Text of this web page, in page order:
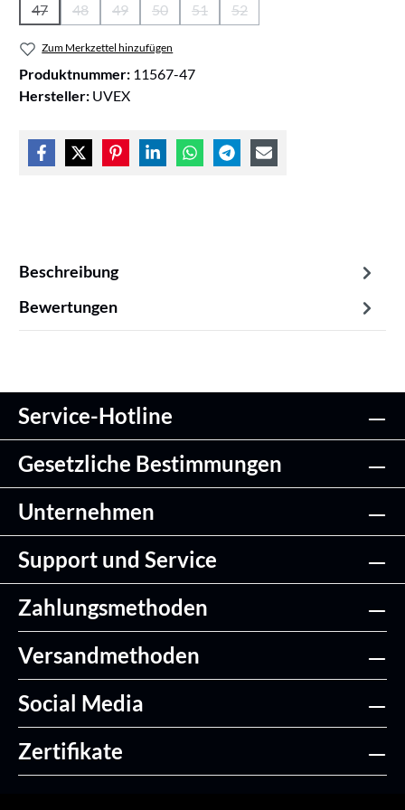
47
(Diese Option ist zurzeit nicht verfügbar.)
48
(Diese Option ist zurzeit nicht verfügbar.)
49
(Diese Option ist zurzeit nicht verfügbar.)
50
(Diese Option ist zurzeit nicht verfügbar.)
51
(Diese Option ist zurzeit nicht
52
(Diese Option ist zurzeit
Zum Merkzettel hinzufügen
Produktnummer: 11567-47
Hersteller: UVEX
Beschreibung
Bewertungen
Service-Hotline
Gesetzliche Bestimmungen
Unternehmen
Support und Service
Zahlungsmethoden
Versandmethoden
Social Media
Zertifikate